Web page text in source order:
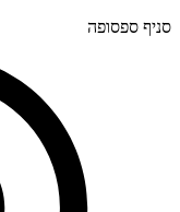
סניף ספסופה